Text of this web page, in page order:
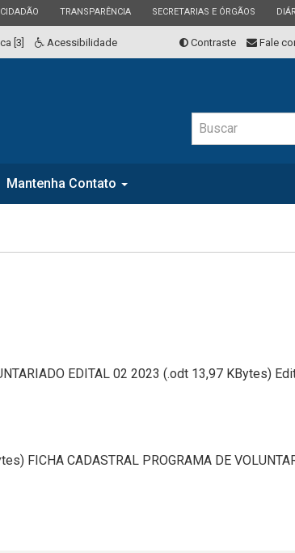
ESTADO
TRANSPARÊNCIA ESTADO
SECRETARIAS E ÓRGÃOS
[3] Acessibilidade Contraste Fale
Buscar
Mantenha Contato
EDITAL 02 2023 (.odt 13,97 KBytes)
FICHA CADASTRAL PROGRAMA DE